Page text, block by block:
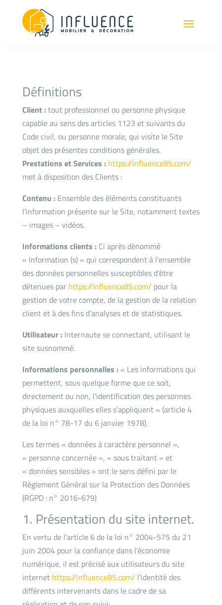
Définitions
Client :tout professionnel ou personne physique
capable au sens des articles 1123 et suivants du
Code civil, ou personne morale, qui visite le Site
objet des présentes conditions générales.
Prestations et Services : https://influence85.com/
met à disposition des Clients :
Contenu :Ensemble des éléments constituants
l’information présente sur le Site, notamment textes
– images – vidéos.
Informations clients :Ci après dénommé
« Information (s) » qui correspondent à l’ensemble
des données personnelles susceptibles d’être
détenues par https://influence85.com/ pour la
gestion de votre compte, de la gestion de la relation
client et à des fins d’analyses et de statistiques.
Utilisateur :Internaute se connectant, utilisant le
site susnommé.
Informations personnelles :« Les informations qui
permettent, sous quelque forme que ce soit,
directement ou non, l'identification des personnes
physiques auxquelles elles s'appliquent » (article 4
de la loi n° 78-17 du 6 janvier 1978).
Les termes « données à caractère personnel »,
« personne concernée », « sous traitant » et
« données sensibles » ont le sens défini par le
Règlement Général sur la Protection des Données
(RGPD : n° 2016-679)
1. Présentation du site internet.
En vertu de l'article 6 de la loi n° 2004-575 du 21
juin 2004 pour la confiance dans l'économie
numérique, il est précisé aux utilisateurs du site
internet https://influence85.com/ l'identité des
différents intervenants dans le cadre de sa